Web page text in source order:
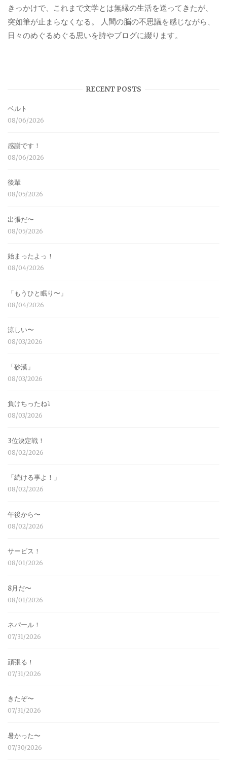
きっかけで、これまで文学とは無縁の生活を送ってきたが、
突如筆が止まらなくなる。 人間の脳の不思議を感じながら、
日々のめぐるめぐる思いを詩やブログに綴ります。
RECENT POSTS
ベルト
08/06/2026
感謝です！
08/06/2026
後輩
08/05/2026
出張だ〜
08/05/2026
始まったよっ！
08/04/2026
「もうひと眠り〜」
08/04/2026
涼しい〜
08/03/2026
「砂漠」
08/03/2026
負けちったね⤵︎
08/03/2026
3位決定戦！
08/02/2026
「続ける事よ！」
08/02/2026
午後から〜
08/02/2026
サービス！
08/01/2026
8月だ〜
08/01/2026
ネパール！
07/31/2026
頑張る！
07/31/2026
きたぞ〜
07/31/2026
暑かった〜
07/30/2026